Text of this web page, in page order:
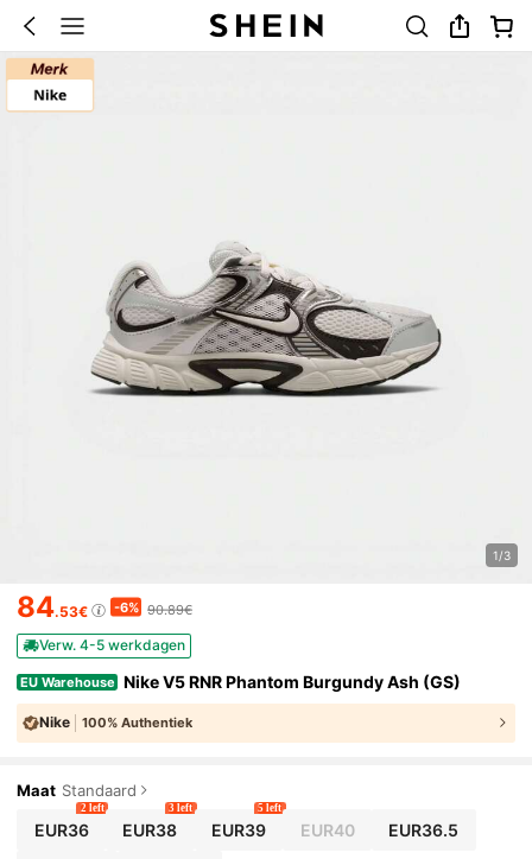
1/3
84.53€ -6% 90.89€
Verw. 4-5 werkdagen
EU Warehouse Nike V5 RNR Phantom Burgundy Ash (GS)
Nike 100% Authentiek
Maat Standaard
EUR36
2 left
EUR38
3 left
EUR39
5 left
EUR40 EUR36.5